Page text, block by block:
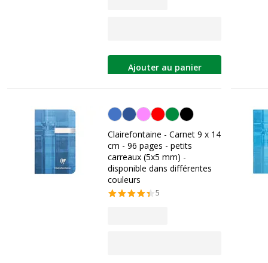
Ajouter au panier
Personnalisation de la couleur
Clairefontaine - Carnet 9 x 14
cm - 96 pages - petits
carreaux (5x5 mm) -
disponible dans différentes
couleurs
5